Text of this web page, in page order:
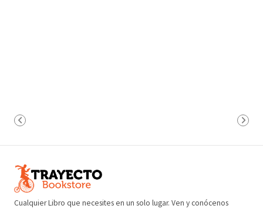
Cualquier Libro que necesites en un solo lugar. Ven y conócenos